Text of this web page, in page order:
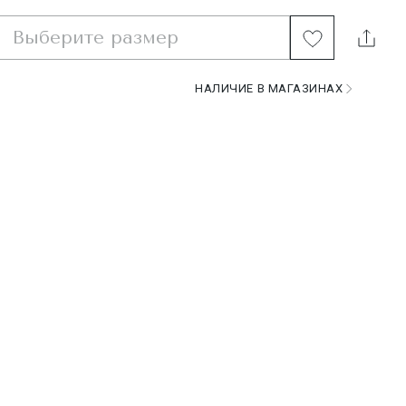
Выберите размер
НАЛИЧИЕ В МАГАЗИНАХ